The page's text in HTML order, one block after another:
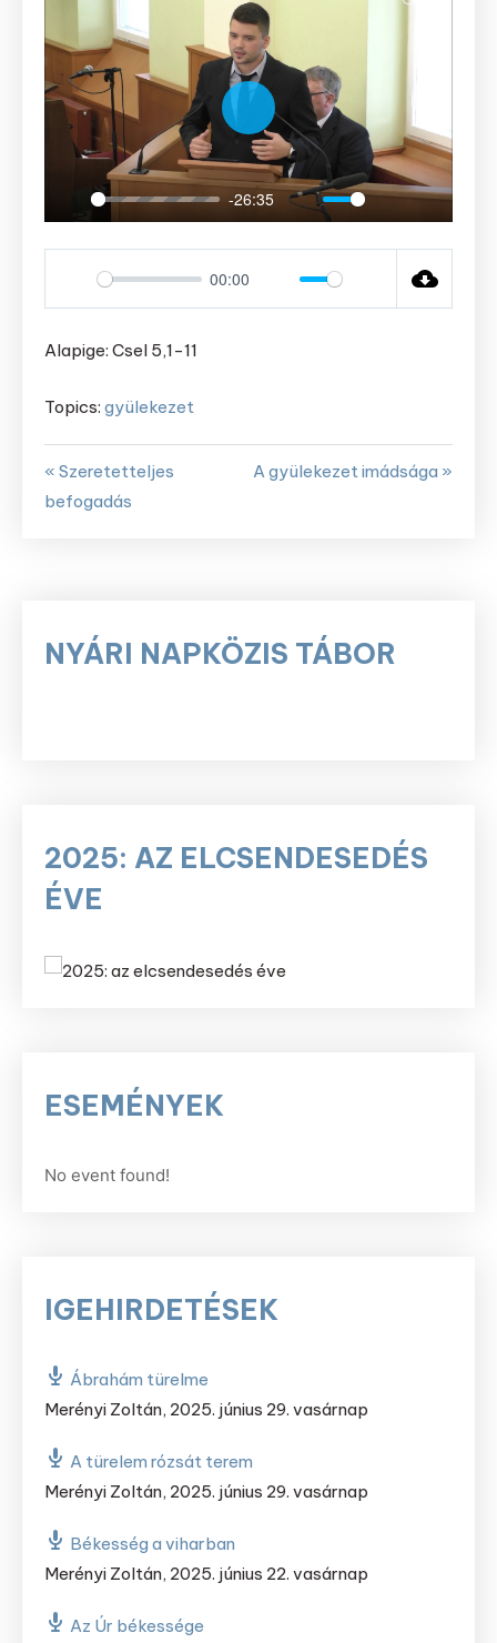
Play
-26:35
Mute Settings
Enter
Play
Play
00:00
Mute Settings
Alapige: Csel 5,1-11
Topics: gyülekezet
« Szeretetteljes
befogadás
A gyülekezet imádsága »
NYÁRI NAPKÖZIS TÁBOR
2025: AZ ELCSENDESEDÉS
ÉVE
ESEMÉNYEK
No event found!
IGEHIRDETÉSEK
Ábrahám türelme
Merényi Zoltán, 2025. június 29. vasárnap
A türelem rózsát terem
Merényi Zoltán, 2025. június 29. vasárnap
Békesség a viharban
Merényi Zoltán, 2025. június 22. vasárnap
Az Úr békessége